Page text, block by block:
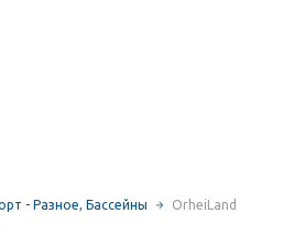
- Разное, Бассейны OrheiLand